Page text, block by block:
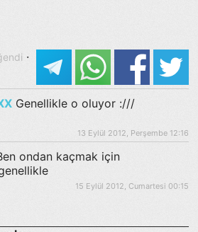
·
Genellikle o oluyor :///
13 Eylül 2012, Perşembe 12:16
ondan kaçmak için
15 Eylül 2012, Cumartesi 00:15